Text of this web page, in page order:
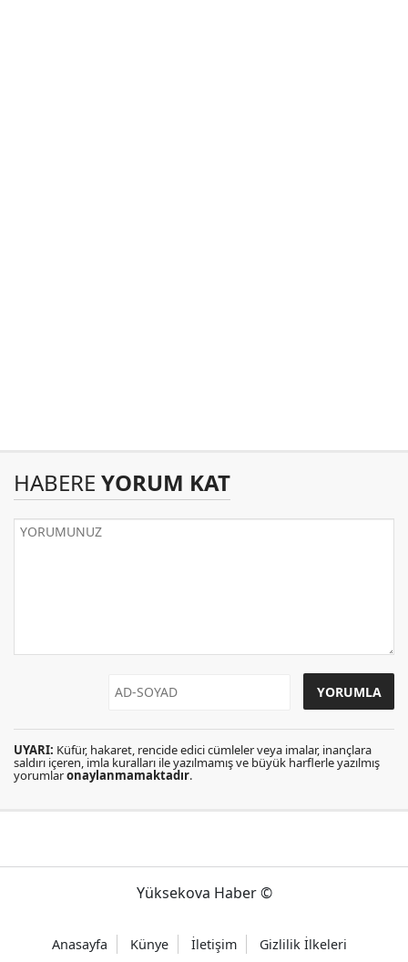
HABERE YORUM KAT
UYARI: Küfür, hakaret, rencide edici cümleler veya imalar, inançlara
saldırı içeren, imla kuralları ile yazılmamış ve büyük harflerle yazılmış
yorumlaronaylanmamaktadır.
Yüksekova Haber ©
Anasayfa Künye İletişim Gizlilik İlkeleri